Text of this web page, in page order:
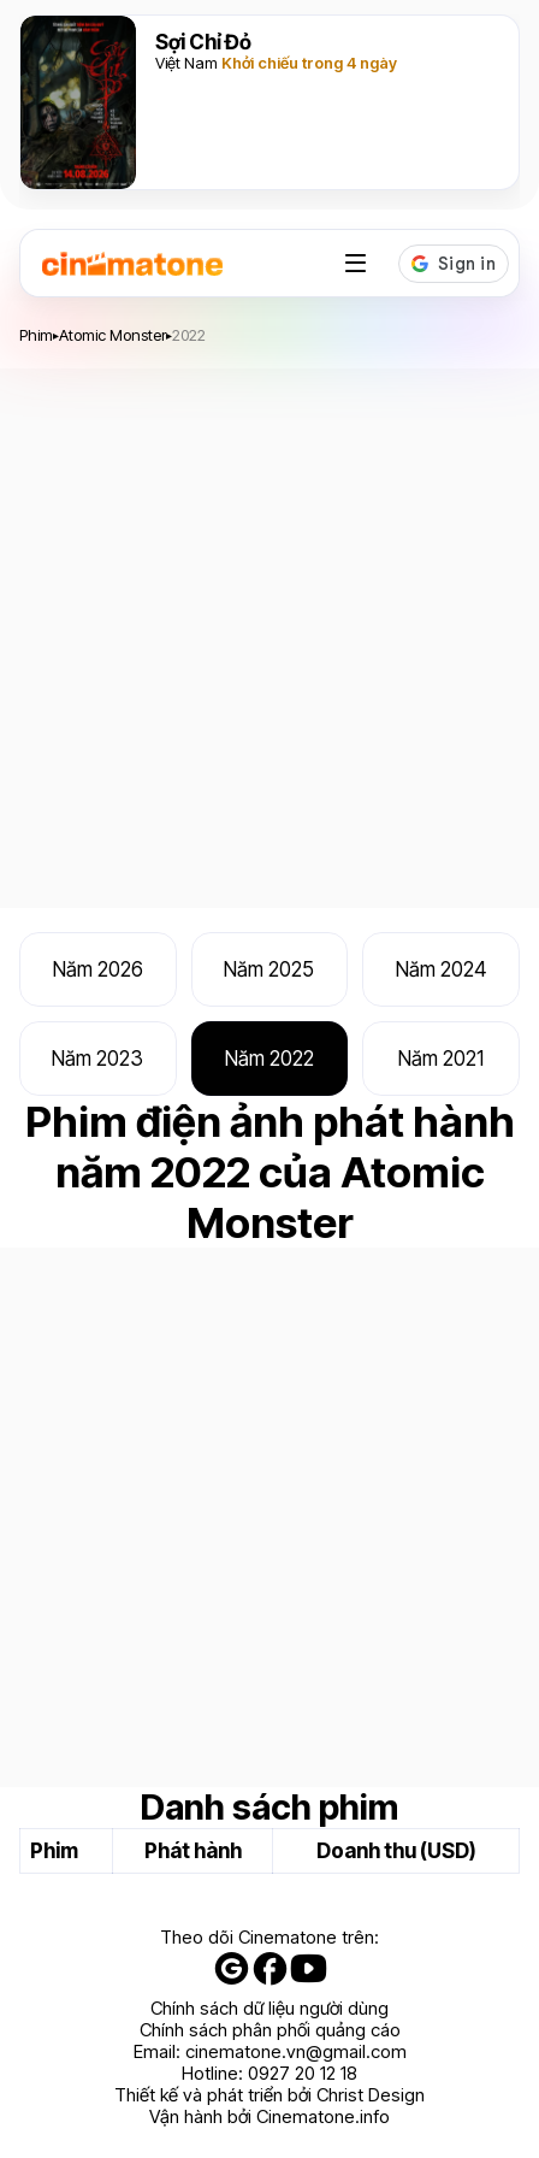
Sợi Chỉ Đỏ
Việt Nam Khởi chiếu trong 4 ngày
Phim▸Atomic Monster▸2022
Năm 2026 Năm 2025 Năm 2024
Năm 2023 Năm 2022 Năm 2021
Phim điện ảnh phát hành
năm 2022 của Atomic
Monster
Danh sách phim
Phim Phát hành Doanh thu (USD)
Theo dõi Cinematone trên:
Chính sách dữ liệu người dùng
Chính sách phân phối quảng cáo
Email: cinematone.vn@gmail.com
Hotline: 0927 20 12 18
Thiết kế và phát triển bởi Christ Design
Vận hành bởi Cinematone.info